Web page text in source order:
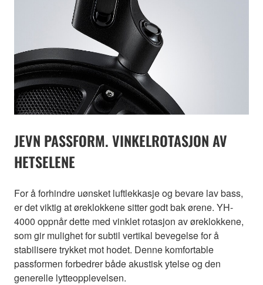
JEVN PASSFORM. VINKELROTASJON AV
HETSELENE
For å forhindre uønsket luftlekkasje og bevare lav bass,
er det viktig at øreklokkene sitter godt bak ørene. YH-
4000 oppnår dette med vinklet rotasjon av øreklokkene,
som gir mulighet for subtil vertikal bevegelse for å
stabilisere trykket mot hodet. Denne komfortable
passformen forbedrer både akustisk ytelse og den
generelle lytteopplevelsen.